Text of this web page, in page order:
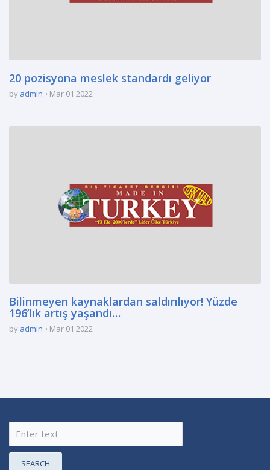
20 pozisyona meslek standardı geliyor
by admin Mar 01 2022
Bilinmeyen kaynaklardan saldırılıyor! Yüzde
196’lık artış yaşandı…
by admin Mar 01 2022
SEARCH